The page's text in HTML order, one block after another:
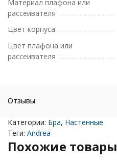
Материал плафона или
рассеивателя
Цвет корпуса
Цвет плафона или
рассеивателя
Отзывы
Категории: Бра, Настенные
Теги: Andrea
Похожие товары